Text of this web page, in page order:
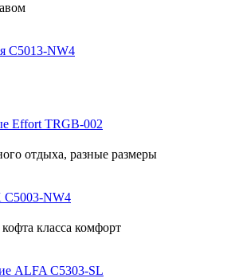
С5013-NW4
Effort TRGB-002
отдыха, разные размеры
C5003-NW4
класса комфорт
ALFA C5303-SL